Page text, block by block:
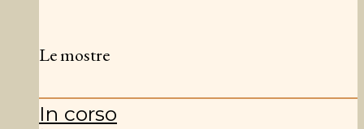
Le mostre
In corso